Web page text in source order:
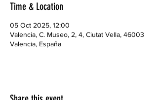
Time & Location
05 Oct 2025, 12:00
Valencia, C. Museo, 2, 4, Ciutat Vella, 46003
Valencia, España